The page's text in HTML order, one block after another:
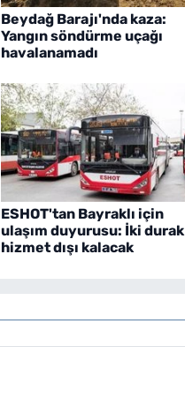
Beydağ Barajı'nda kaza:
Yangın söndürme uçağı
havalanamadı
ESHOT'tan Bayraklı için
ulaşım duyurusu: İki durak
hizmet dışı kalacak